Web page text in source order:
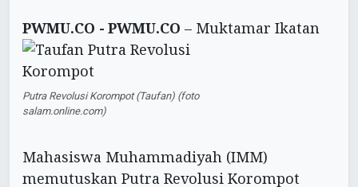
PWMU.CO -
Putra Revolusi Korompot (Taufan) (foto
salam.online.com)
PWMU.CO – Muktamar Ikatan
Mahasiswa Muhammadiyah (IMM)
memutuskan Putra Revolusi Korompot